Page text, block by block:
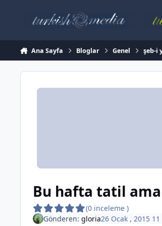
Ana Sayfa Bloglar Genel şeb-i
Bu hafta tatil ama
(0 inceleme )
Gönderen: gloria26 Ocak , 2015 11